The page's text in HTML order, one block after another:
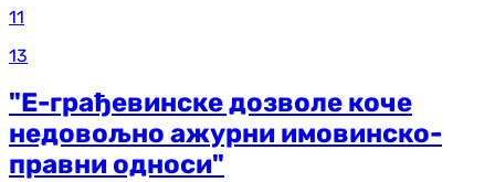
11
13
"Е-грађевинске дозволе коче
недовољно ажурни имовинско-
правни односи"